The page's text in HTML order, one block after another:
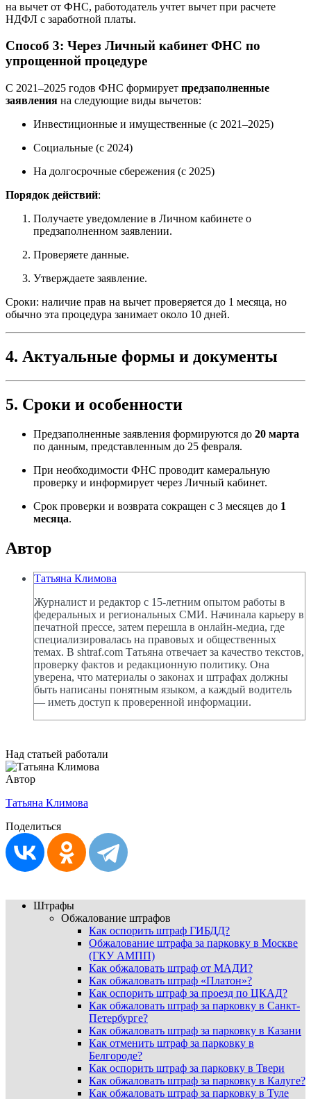
на вычет от ФНС, работодатель учтет вычет при расчете
НДФЛ с заработной платы.
Способ 3: Через Личный кабинет ФНС по
упрощенной процедуре
С 2021–2025 годов ФНС формирует предзаполненные
заявления на следующие виды вычетов:
Инвестиционные и имущественные (с 2021–2025)
Социальные (с 2024)
На долгосрочные сбережения (с 2025)
Порядок действий:
Получаете уведомление в Личном кабинете о
предзаполненном заявлении.
Проверяете данные.
Утверждаете заявление.
Сроки: наличие прав на вычет проверяется до 1 месяца, но
обычно эта процедура занимает около 10 дней.
4. Актуальные формы и документы
5. Сроки и особенности
Предзаполненные заявления формируются до 20 марта
по данным, представленным до 25 февраля.
При необходимости ФНС проводит камеральную
проверку и информирует через Личный кабинет.
Срок проверки и возврата сокращен с 3 месяцев до 1
месяца.
Автор
Татьяна Климова
Журналист и редактор с 15-летним опытом работы в
федеральных и региональных СМИ. Начинала карьеру в
печатной прессе, затем перешла в онлайн-медиа, где
специализировалась на правовых и общественных
темах. В shtraf.com Татьяна отвечает за качество текстов,
проверку фактов и редакционную политику. Она
уверена, что материалы о законах и штрафах должны
быть написаны понятным языком, а каждый водитель
— иметь доступ к проверенной информации.
Над статьей работали
Автор
Татьяна Климова
Поделиться
Штрафы
Обжалование штрафов
Как оспорить штраф ГИБДД?
Обжалование штрафа за парковку в Москве
(ГКУ АМПП)
Как обжаловать штраф от МАДИ?
Как обжаловать штраф «Платон»?
Как оспорить штраф за проезд по ЦКАД?
Как обжаловать штраф за парковку в Санкт-
Петербурге?
Как обжаловать штраф за парковку в Казани
Как отменить штраф за парковку в
Белгороде?
Как оспорить штраф за парковку в Твери
Как обжаловать штраф за парковку в Калуге?
Как обжаловать штраф за парковку в Туле